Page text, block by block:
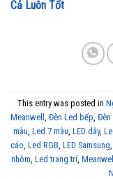
Cả Luôn Tốt
This entry was posted in
Meanwell Đèn Led bếp Đèn
màu Led 7 màu LED dây,
cáo Led RGB LED Samsung
nhôm Led trang trí,